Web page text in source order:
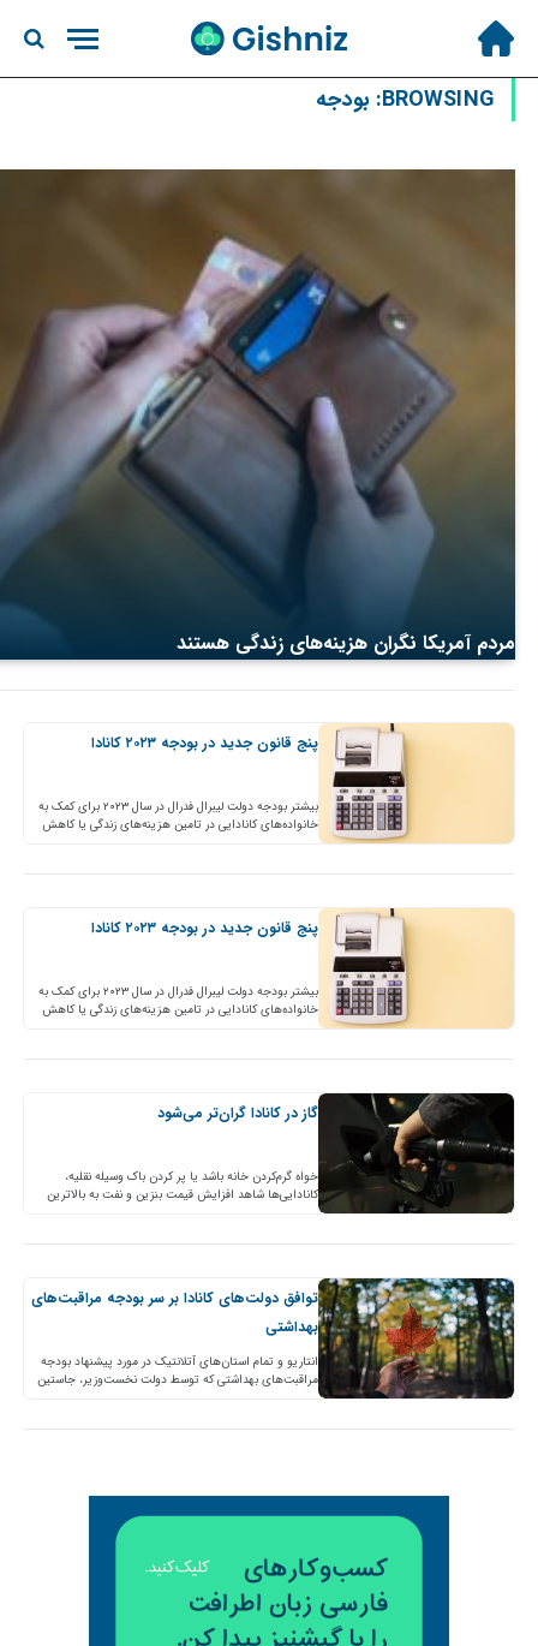
BROWSING: بودجه
مردم آمریکا نگران هزینه‌های زندگی هستند
پنج قانون جدید در بودجه ۲۰۲۳ کانادا
بیشتر بودجه دولت لیبرال فدرال در سال ۲۰۲۳ برای کمک به
خانواده‌های کانادایی در تامین هزینه‌های زندگی یا کاهش
پنج قانون جدید در بودجه ۲۰۲۳ کانادا
بیشتر بودجه دولت لیبرال فدرال در سال ۲۰۲۳ برای کمک به
خانواده‌های کانادایی در تامین هزینه‌های زندگی یا کاهش
گاز در کانادا گران‌تر می‌شود
خواه گرم‌کردن خانه باشد یا پر کردن باک وسیله نقلیه،
کانادایی‌ها شاهد افزایش قیمت بنزین و نفت به بالاترین
توافق دولت‌‌های کانادا بر سر بودجه مراقبت‌های
بهداشتی
انتاریو و تمام استان‌های آتلانتیک در مورد پیشنهاد بودجه
مراقبت‌های بهداشتی که توسط دولت نخست‌وزیر، جاستین